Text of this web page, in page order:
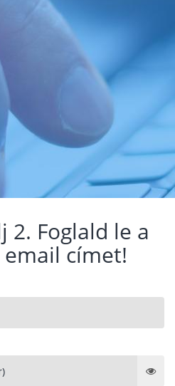
2. Foglald le a
címet!